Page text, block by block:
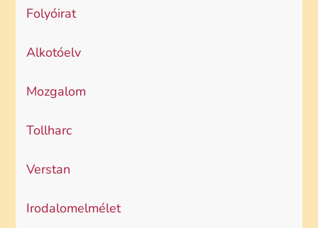
Folyóirat
Alkotóelv
Mozgalom
Tollharc
Verstan
Irodalomelmélet